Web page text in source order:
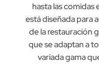
hasta las comidas
está diseñada para
de la restauración
que se adaptan a
variada gama